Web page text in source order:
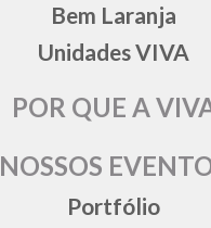
Bem Laranja
Unidades VIVA
POR QUE A
NOSSOS
Portfólio